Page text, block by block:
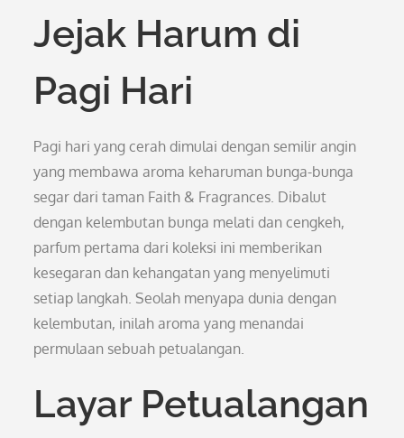
Jejak Harum di
Pagi Hari
Pagi hari yang cerah dimulai dengan semilir angin
yang membawa aroma keharuman bunga-bunga
segar dari taman Faith & Fragrances. Dibalut
dengan kelembutan bunga melati dan cengkeh,
parfum pertama dari koleksi ini memberikan
kesegaran dan kehangatan yang menyelimuti
setiap langkah. Seolah menyapa dunia dengan
kelembutan, inilah aroma yang menandai
permulaan sebuah petualangan.
Layar Petualangan